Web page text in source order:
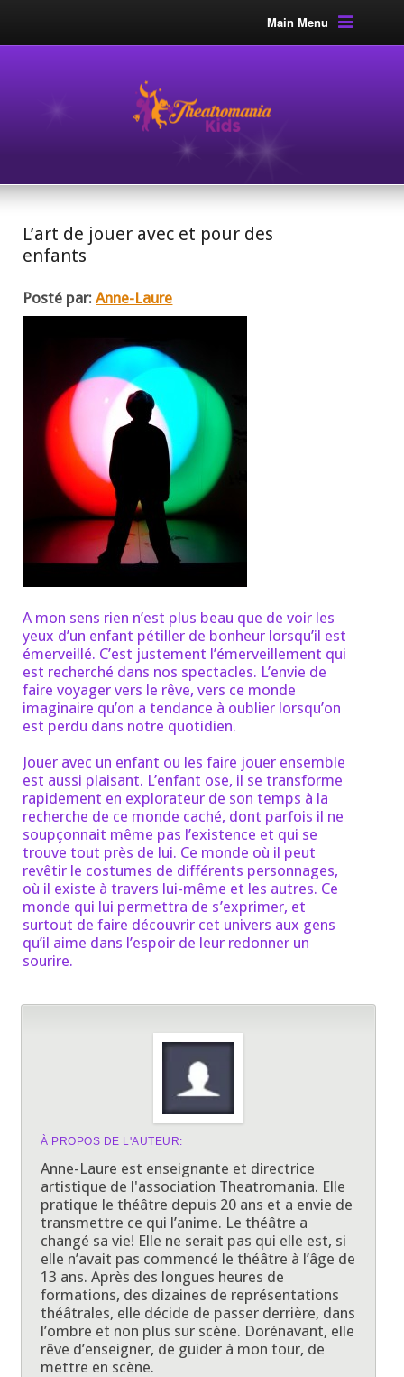
Main Menu
L’art de jouer avec et pour des
enfants
Posté par: Anne-Laure
A mon sens rien n’est plus beau que de voir les
yeux d’un enfant pétiller de bonheur lorsqu’il est
émerveillé. C’est justement l’émerveillement qui
est recherché dans nos spectacles. L’envie de
faire voyager vers le rêve, vers ce monde
imaginaire qu’on a tendance à oublier lorsqu’on
est perdu dans notre quotidien.
Jouer avec un enfant ou les faire jouer ensemble
est aussi plaisant. L’enfant ose, il se transforme
rapidement en explorateur de son temps à la
recherche de ce monde caché, dont parfois il ne
soupçonnait même pas l’existence et qui se
trouve tout près de lui. Ce monde où il peut
revêtir le costumes de différents personnages,
où il existe à travers lui-même et les autres. Ce
monde qui lui permettra de s’exprimer, et
surtout de faire découvrir cet univers aux gens
qu’il aime dans l’espoir de leur redonner un
sourire.
À PROPOS DE L'AUTEUR:
Anne-Laure est enseignante et directrice
artistique de l'association Theatromania. Elle
pratique le théâtre depuis 20 ans et a envie de
transmettre ce qui l’anime. Le théâtre a
changé sa vie! Elle ne serait pas qui elle est, si
elle n’avait pas commencé le théâtre à l’âge de
13 ans. Après des longues heures de
formations, des dizaines de représentations
théâtrales, elle décide de passer derrière, dans
l’ombre et non plus sur scène. Dorénavant, elle
rêve d’enseigner, de guider à mon tour, de
mettre en scène.